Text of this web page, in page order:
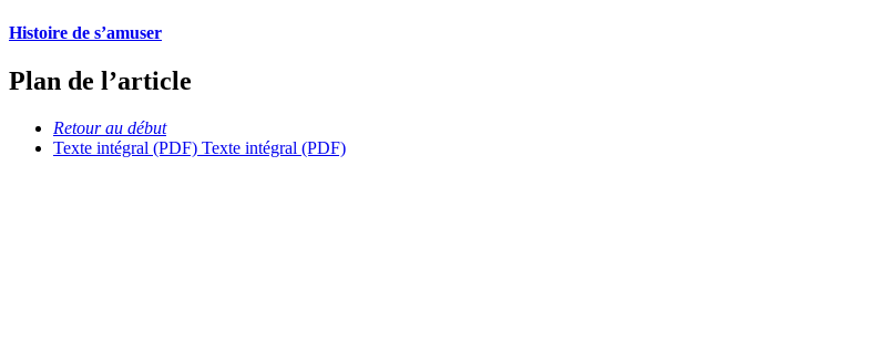
Histoire de s’amuser
Plan de l’article
Retour au début
Texte intégral (PDF) Texte intégral (PDF)